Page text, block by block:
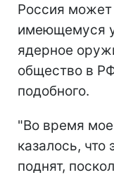
Россия может
имеющемуся
ядерное
общество в
подобного.
"Во время
казалось,
поднят,